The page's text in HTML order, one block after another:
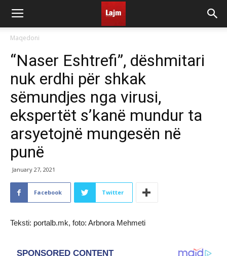
Maqedoni
“Naser Eshtrefi”, dëshmitari
nuk erdhi për shkak
sëmundjes nga virusi,
ekspertët s’kanë mundur ta
arsyetojnë mungesën në
punë
January 27, 2021
Facebook Twitter
Teksti: portalb.mk, foto: Arbnora Mehmeti